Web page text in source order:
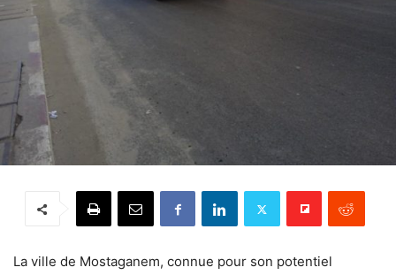
La ville de Mostaganem, connue pour son potentiel